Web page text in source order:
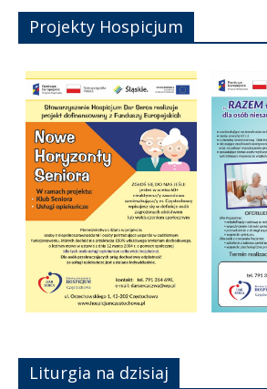
Projekty Hospicjum
Liturgia na dzisiaj